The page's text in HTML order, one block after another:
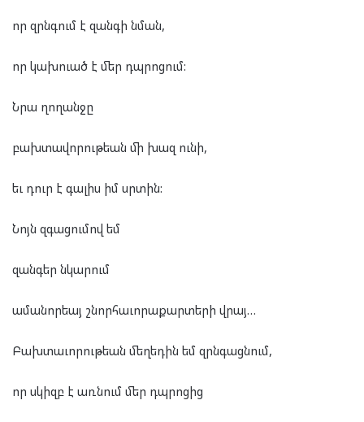
որ զրնգում է զանգի նման,
որ կախուած է մեր դպրոցում:
Նրա ղողանջը
բախտավորութեան մի խազ ունի,
եւ դուր է գալիս իմ սրտին:
Նոյն զգացումով եմ
զանգեր նկարում
ամանորեայ շնորհաւորաքարտերի վրայ…
Բախտաւորութեան մեղեդին եմ զրնգացնում,
որ սկիզբ է առնում մեր դպրոցից